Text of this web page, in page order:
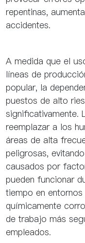
repentinas,
accidentes.
A medida que el
líneas de
popular, la
puestos de alto
significativamente.
reemplazar a los
áreas de alta
peligrosas,
causados ​​por
pueden funcionar
tiempo en
químicamente
de trabajo más
empleados.